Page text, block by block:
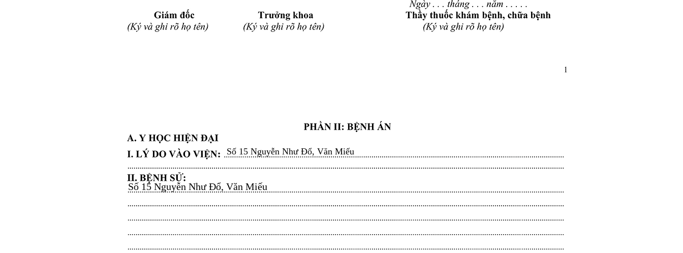
Số 15 Nguyễn Như Đổ, Văn Miếu
Số 15 Nguyễn Như Đổ, Văn Miếu​​​​